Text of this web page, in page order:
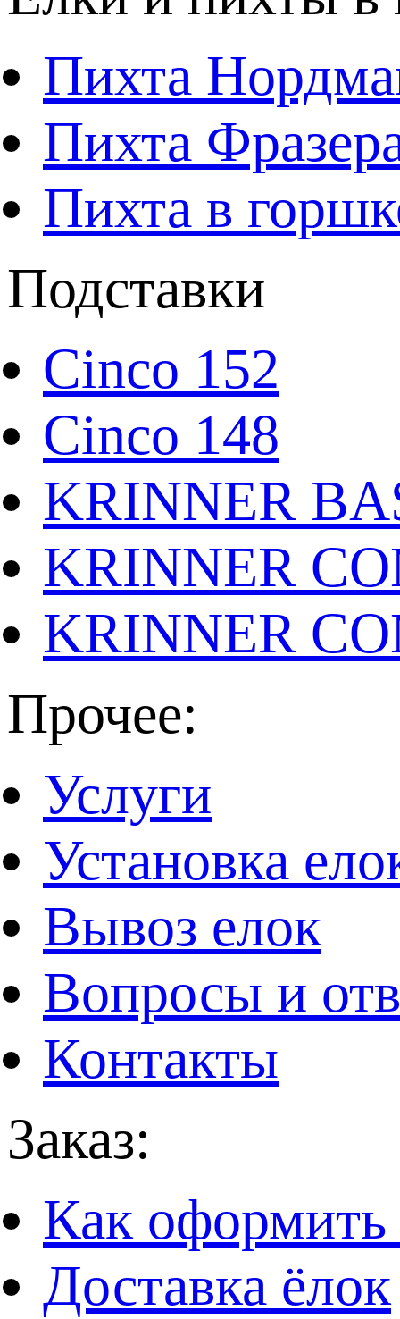
Пихта
Пихта
Пихта в
Подставки
Cinco 152
Cinco 148
KRINNER
KRINNER
KRINNER
Прочее:
Услуги
Установка
Вывоз елок
Вопросы и
Контакты
Заказ:
Как оформить
Доставка ёлок